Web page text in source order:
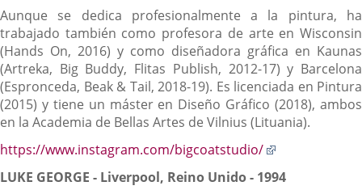
Aunque se dedica profesionalmente a la pintura, ha
trabajado también como profesora de arte en Wisconsin
(Hands On, 2016) y como diseñadora gráfica en Kaunas
(Artreka, Big Buddy, Flitas Publish, 2012-17) y Barcelona
(Espronceda, Beak & Tail, 2018-19). Es licenciada en Pintura
(2015) y tiene un máster en Diseño Gráfico (2018), ambos
en la Academia de Bellas Artes de Vilnius (Lituania).
https://www.instagram.com/bigcoatstudio/
una
LUKE GEORGE - Liverpool, Reino Unido - 1994